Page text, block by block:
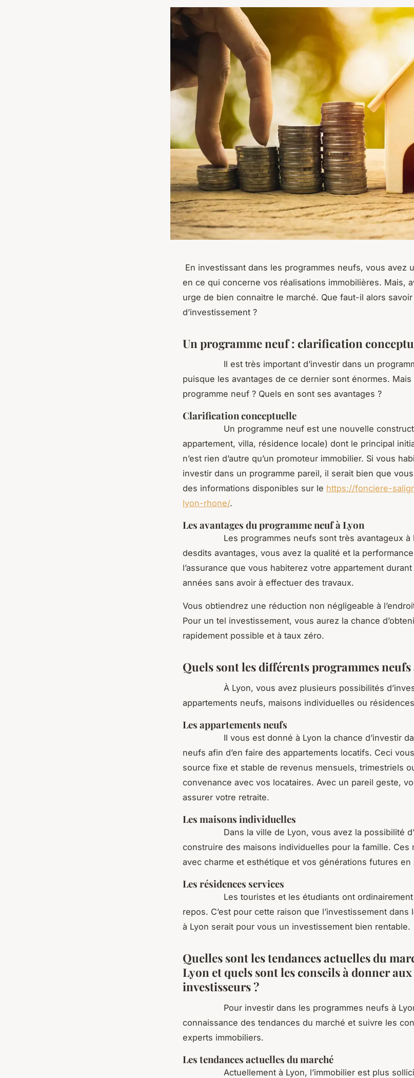
En investissant dans les programmes neufs, vous avez
en ce qui concerne vos réalisations immobilières. Mais,
urge de bien connaitre le marché. Que faut-il alors
d’investissement ?
Un programme neuf : clarification
Il est très important d’investir dans un
puisque les avantages de ce dernier sont énormes. Mais
programme neuf ? Quels en sont ses avantages ?
Clarification conceptuelle
Un programme neuf est une nouvelle
appartement, villa, résidence locale) dont le principal
n’est rien d’autre qu’un promoteur immobilier. Si vous
investir dans un programme pareil, il serait bien que
des informations disponibles sur le https://fonciere-
lyon-rhone/.
Les avantages du programme neuf à Lyon
Les programmes neufs sont très avantageux à
desdits avantages, vous avez la qualité et la
l’assurance que vous habiterez votre appartement
années sans avoir à effectuer des travaux.
Vous obtiendrez une réduction non négligeable à
Pour un tel investissement, vous aurez la chance
rapidement possible et à taux zéro.
Quels sont les différents programmes neufs
À Lyon, vous avez plusieurs possibilités
appartements neufs, maisons individuelles ou
Les appartements neufs
Il vous est donné à Lyon la chance d’investir
neufs afin d’en faire des appartements locatifs. Ceci
source fixe et stable de revenus mensuels, trimestriels
convenance avec vos locataires. Avec un pareil geste,
assurer votre retraite.
Les maisons individuelles
Dans la ville de Lyon, vous avez la possibilité
construire des maisons individuelles pour la famille. Ces
avec charme et esthétique et vos générations futures en
Les résidences services
Les touristes et les étudiants ont ordinairement
repos. C’est pour cette raison que l’investissement
à Lyon serait pour vous un investissement bien rentable.
Quelles sont les tendances actuelles du
Lyon et quels sont les conseils à donner
investisseurs ?
Pour investir dans les programmes neufs à
connaissance des tendances du marché et suivre les
experts immobiliers.
Les tendances actuelles du marché
Actuellement à Lyon, l’immobilier est plus